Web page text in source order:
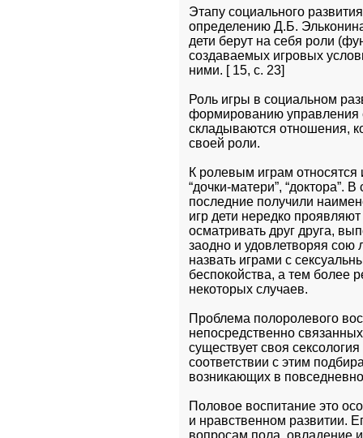
Этапу социального
определению Д.Б. Эльконина
дети берут на себя роли
создаваемых игровых
ними. [ 15, с. 23]
Роль игры в социальном
формированию управления
складываются отношения,
своей роли.
К ролевым играм
“дочки-матери”, “доктора”.
последние получили
игр дети нередко
осматривать друг друга,
заодно и удовлетворяя сою
назвать играми с
беспокойства, а тем более
некоторых случаев.
Проблема полоролевого
непосредственно
существует своя
соответствии с этим
возникающих в
Половое воспитание это
и нравственном развитии.